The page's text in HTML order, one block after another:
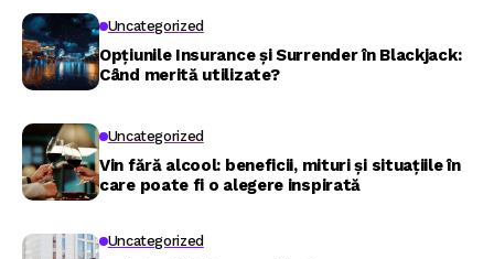
Uncategorized
Opțiunile Insurance și Surrender în Blackjack:
Când merită utilizate?
Uncategorized
Vin fără alcool: beneficii, mituri și situațiile în
care poate fi o alegere inspirată
Uncategorized